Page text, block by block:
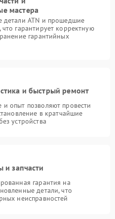
мастера
детали ATN и прошедшие
гарантирует корректную
гарантийных
и быстрый ремонт
опыт позволяют провести
в кратчайшие
устройства
и запчасти
гарантия на
детали, что
неисправностей